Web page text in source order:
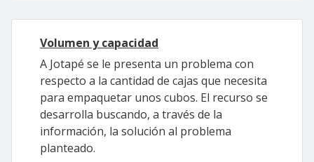
Volumen y capacidad
A Jotapé se le presenta un problema con
respecto a la cantidad de cajas que necesita
para empaquetar unos cubos. El recurso se
desarrolla buscando, a través de la
información, la solución al problema
planteado.